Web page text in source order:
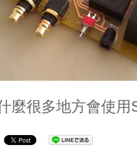
麼很多地方會使用